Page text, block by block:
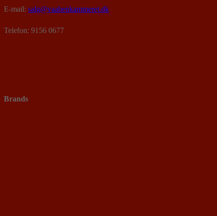
E-mail: salg@vaabenkammeret.dk
Telefon: 9156 0677
Brands